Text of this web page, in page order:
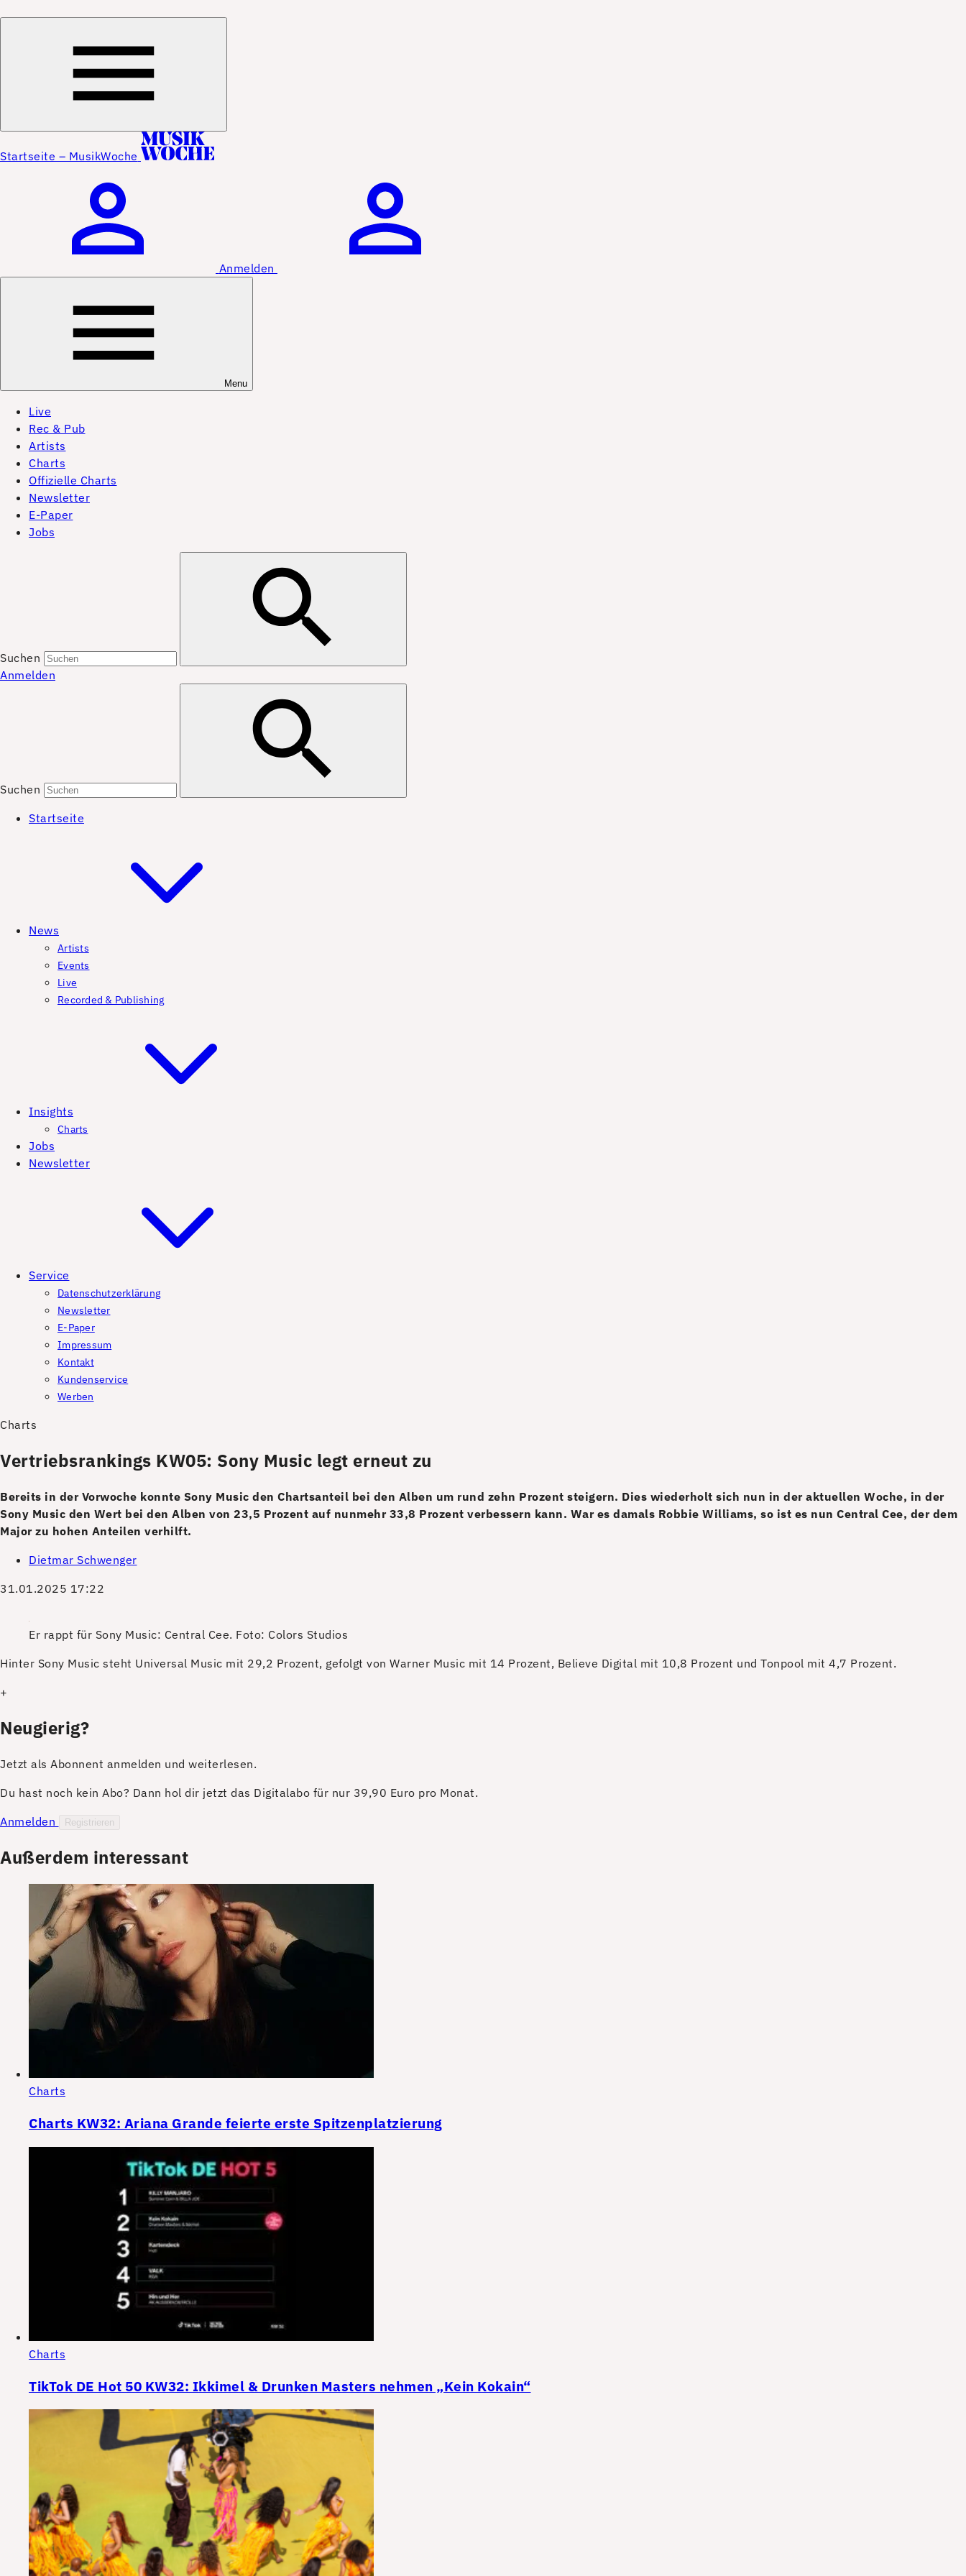
Startseite – MusikWoche
Anmelden
Menu
Live
Rec & Pub
Artists
Charts
Offizielle Charts
Newsletter
E-Paper
Jobs
Suchen
Anmelden
Suchen
Startseite
News
Artists
Events
Live
Recorded & Publishing
Insights
Charts
Jobs
Newsletter
Service
Datenschutzerklärung
Newsletter
E-Paper
Impressum
Kontakt
Kundenservice
Werben
Charts
Vertriebsrankings KW05: Sony Music legt erneut zu
Bereits in der Vorwoche konnte Sony Music den Chartsanteil bei den Alben um rund zehn Prozent steigern. Dies wiederholt sich nun in der aktuellen Woche, in der
Sony Music den Wert bei den Alben von 23,5 Prozent auf nunmehr 33,8 Prozent verbessern kann. War es damals Robbie Williams, so ist es nun Central Cee, der dem
Major zu hohen Anteilen verhilft.
Dietmar Schwenger
31.01.2025 17:22
Er rappt für Sony Music: Central Cee. Foto: Colors Studios
Hinter Sony Music steht Universal Music mit 29,2 Prozent, gefolgt von Warner Music mit 14 Prozent, Believe Digital mit 10,8 Prozent und Tonpool mit 4,7 Prozent.
+
Neugierig?
Jetzt als Abonnent anmelden und weiterlesen.
Du hast noch kein Abo? Dann hol dir jetzt das Digitalabo für nur 39,90 Euro pro Monat.
Anmelden
Registrieren
Außerdem interessant
Charts
Charts KW32: Ariana Grande feierte erste Spitzenplatzierung
Charts
TikTok DE Hot 50 KW32: Ikkimel & Drunken Masters nehmen „Kein Kokain“